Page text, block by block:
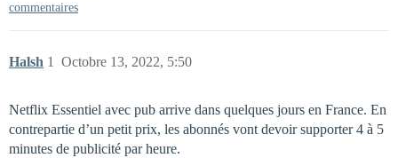
commentaires
Halsh Octobre 13, 2022, 5:50
1
Netflix Essentiel avec pub arrive dans quelques jours en France. En
contrepartie d’un petit prix, les abonnés vont devoir supporter 4 à 5
minutes de publicité par heure.